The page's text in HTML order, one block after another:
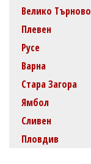
Велико Търново
Плевен
Русе
Варна
Стара Загора
Ямбол
Сливен
Пловдив